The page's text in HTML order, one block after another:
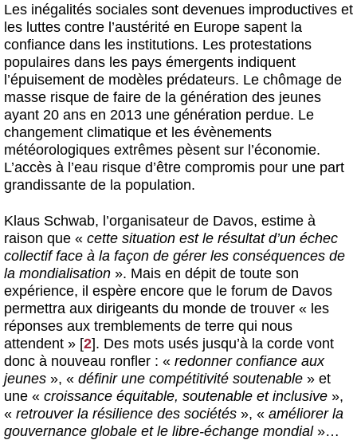
Les inégalités sociales sont devenues improductives et
les luttes contre l’austérité en Europe sapent la
confiance dans les institutions. Les protestations
populaires dans les pays émergents indiquent
l’épuisement de modèles prédateurs. Le chômage de
masse risque de faire de la génération des jeunes
ayant 20 ans en 2013 une génération perdue. Le
changement climatique et les évènements
météorologiques extrêmes pèsent sur l’économie.
L’accès à l’eau risque d’être compromis pour une part
grandissante de la population.
Klaus Schwab, l’organisateur de Davos, estime à
raison que « cette situation est le résultat d’un échec
collectif face à la façon de gérer les conséquences de
la mondialisation ». Mais en dépit de toute son
expérience, il espère encore que le forum de Davos
permettra aux dirigeants du monde de trouver « les
réponses aux tremblements de terre qui nous
attendent » [2]. Des mots usés jusqu’à la corde vont
donc à nouveau ronfler : « redonner confiance aux
jeunes », « définir une compétitivité soutenable » et
une « croissance équitable, soutenable et inclusive »,
« retrouver la résilience des sociétés », « améliorer la
gouvernance globale et le libre-échange mondial»…